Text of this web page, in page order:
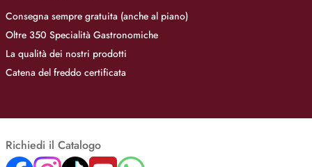
Consegna sempre gratuita (anche al piano)
Oltre 350 Specialità Gastronomiche
La qualità dei nostri prodotti
Catena del freddo certificata
Richiedi il Catalogo